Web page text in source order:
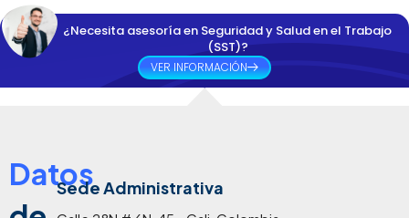
para
los
ia
Labo
ral y
cción
del
Minis
terio
2026
?
que
las
¿Necesita asesoría en Seguridad y Salud en el Trabajo
(SST)?
VER INFORMACIÓN
DatosSede Administrativa